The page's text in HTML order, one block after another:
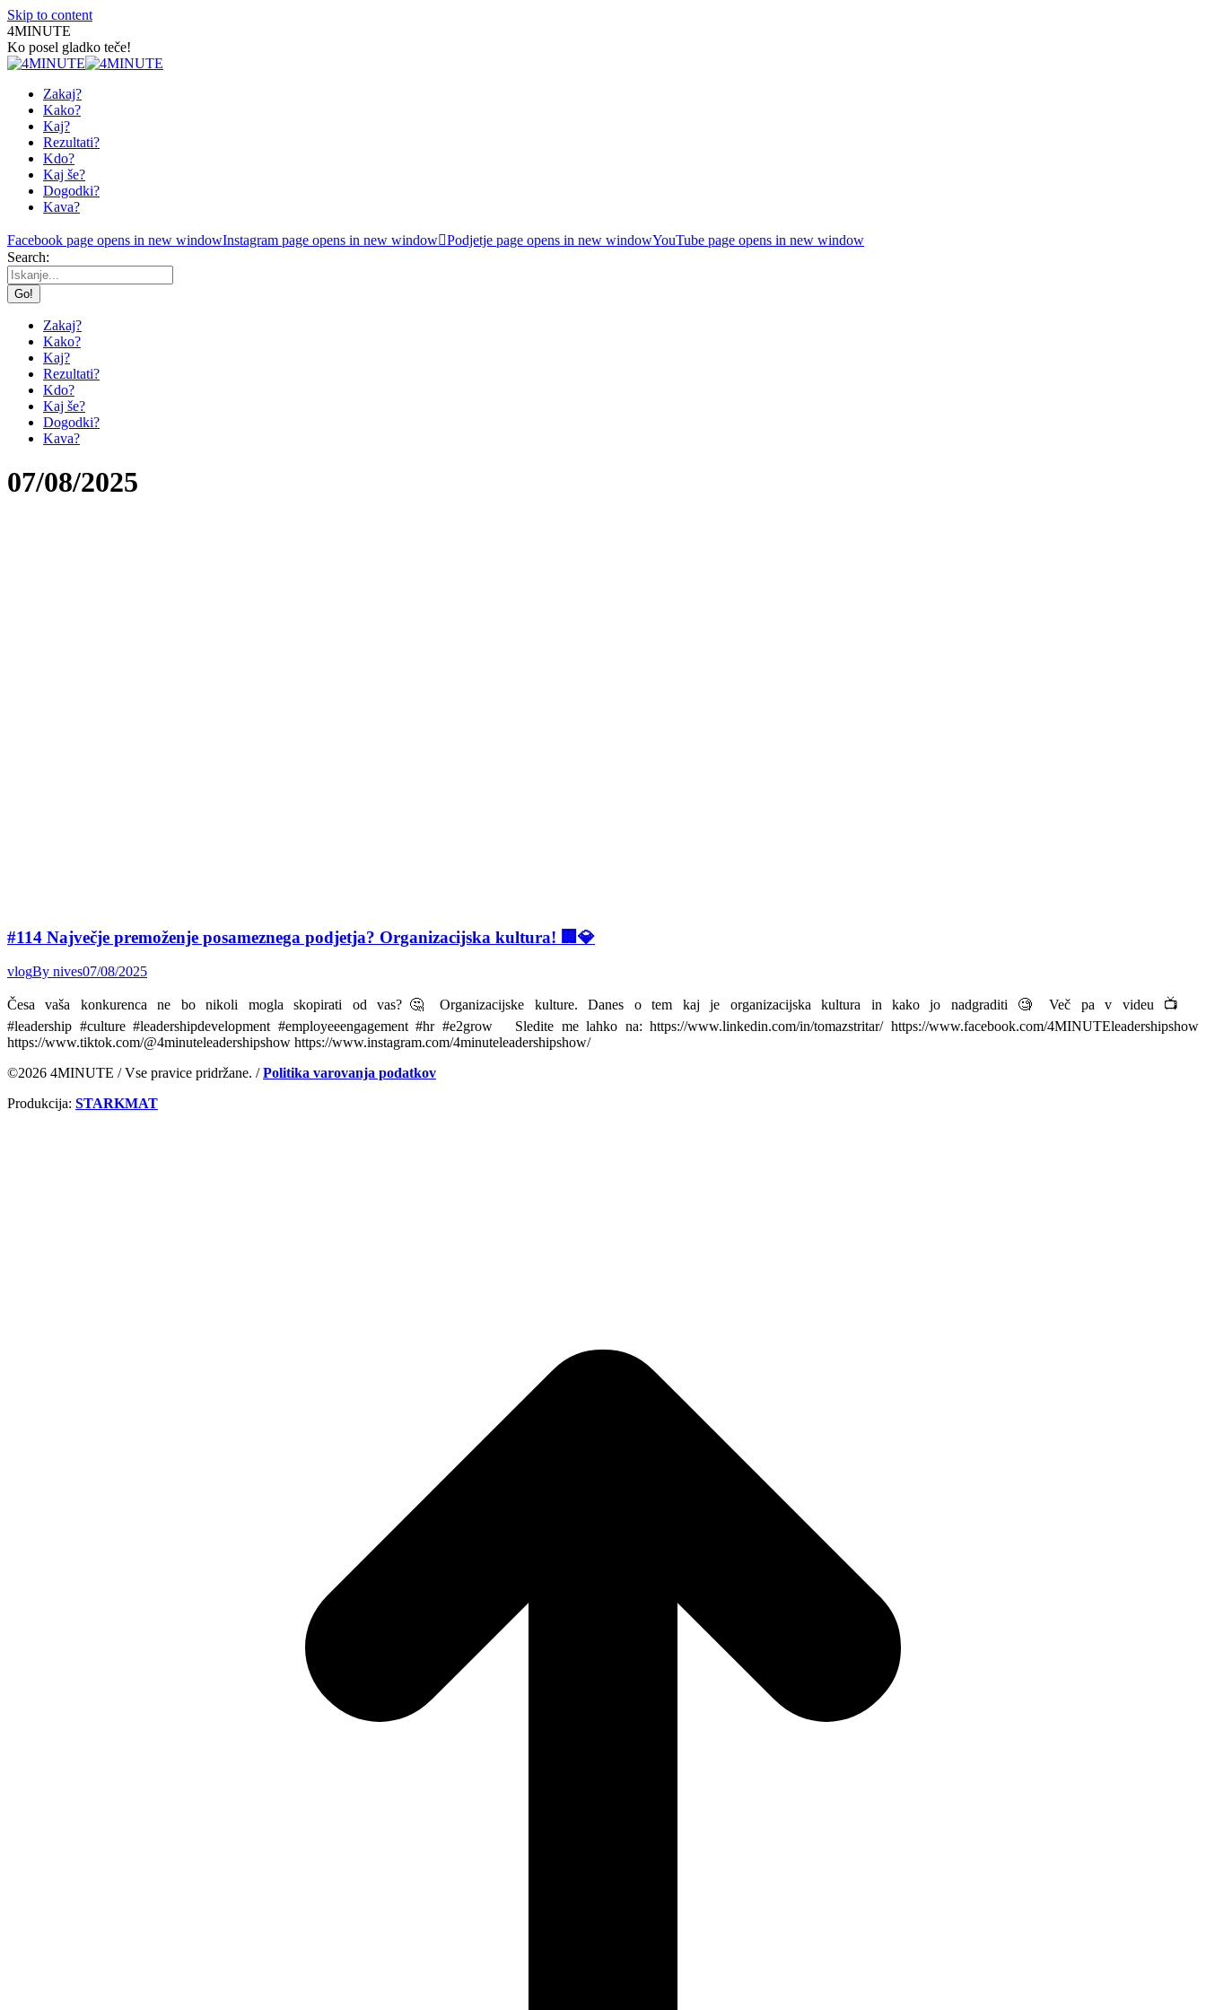
Skip to content
4MINUTE
Ko posel gladko teče!
Zakaj?
Kako?
Kaj?
Rezultati?
Kdo?
Kaj še?
Dogodki?
Kava?
Facebook page opens in new windowInstagram page opens in new window Podjetje page opens in new windowYouTube page opens in new window
Search:
Zakaj?
Kako?
Kaj?
Rezultati?
Kdo?
Kaj še?
Dogodki?
Kava?
07/08/2025
#114 Največje premoženje posameznega podjetja? Organizacijska kultura! 🏢💎
vlogBy nives07/08/2025
Česa vaša konkurenca ne bo nikoli mogla skopirati od vas?🤔 Organizacijske kulture. Danes o tem kaj je organizacijska kultura in kako jo nadgraditi 🧐 Več pa v videu 📺
#leadership #culture #leadershipdevelopment #employeeengagement #hr #e2grow Sledite me lahko na: https://www.linkedin.com/in/tomazstritar/ https://www.facebook.com/4MINUTEleadershipshow
https://www.tiktok.com/@4minuteleadershipshow https://www.instagram.com/4minuteleadershipshow/
©2026 4MINUTE / Vse pravice pridržane. /Politika varovanja podatkov
Produkcija: STARKMAT